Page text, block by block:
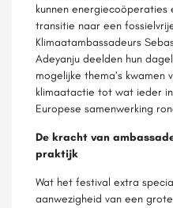
kunnen energiecoöperaties
transitie naar een
Klimaatambassadeurs
Adeyanju deelden hun
mogelijke thema’s kwamen
klimaatactie tot wat ieder
Europese samenwerking
De kracht van
praktijk
Wat het festival extra
aanwezigheid van een